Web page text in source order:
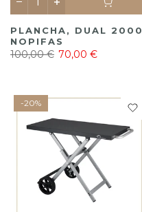
PLANCHA, DUAL 2000
NOPIFAS
100,00 € 70,00 €
-20%